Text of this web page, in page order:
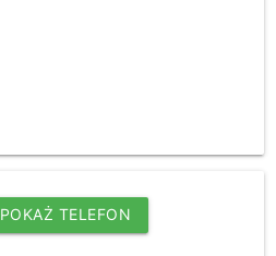
POKAŻ TELEFON